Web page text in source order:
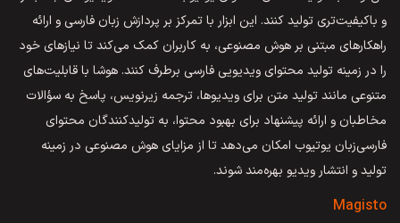
و باکیفیت‌تری تولید کنند. این ابزار با تمرکز بر پردازش زبان فارسی و ارائه
راهکارهای مبتنی بر هوش مصنوعی، به کاربران کمک می‌کند تا نیازهای خود
را در زمینه تولید محتوای ویدیویی فارسی برطرف کنند. هوشا با قابلیت‌های
متنوعی مانند تولید متن برای ویدیوها، ترجمه زیرنویس، پاسخ به سؤالات
مخاطبان و ارائه پیشنهاد برای بهبود محتوا، به تولیدکنندگان محتوای
فارسی‌زبان یوتیوب امکان می‌دهد تا از مزایای هوش مصنوعی در زمینه
تولید و انتشار ویدیو بهره‌مند شوند.
Magisto